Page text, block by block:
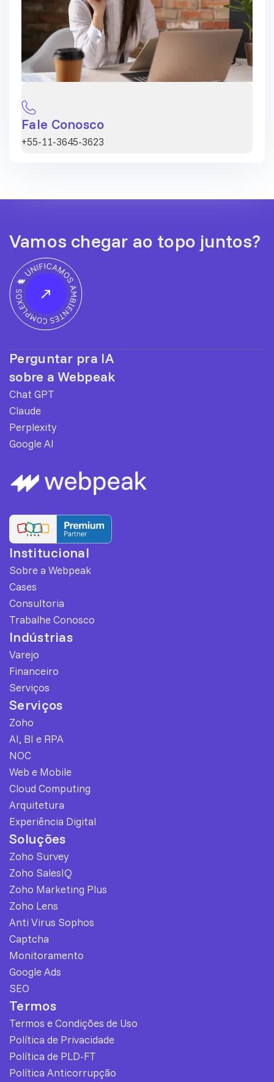
Fale Conosco
+55-11-3645-3623
Vamos chegar ao topo juntos?
Perguntar pra IA
sobre a Webpeak
Chat GPT
Claude
Perplexity
Google AI
Institucional
Sobre a Webpeak
Cases
Consultoria
Trabalhe Conosco
Indústrias
Varejo
Financeiro
Serviços
Serviços
Zoho
AI, BI e RPA
NOC
Web e Mobile
Cloud Computing
Arquitetura
Experiência Digital
Soluções
Zoho Survey
Zoho SalesIQ
Zoho Marketing Plus
Zoho Lens
Anti Virus Sophos
Captcha
Monitoramento
Google Ads
SEO
Termos
Termos e Condições de Uso
Política de Privacidade
Política de PLD-FT
Política Anticorrupção